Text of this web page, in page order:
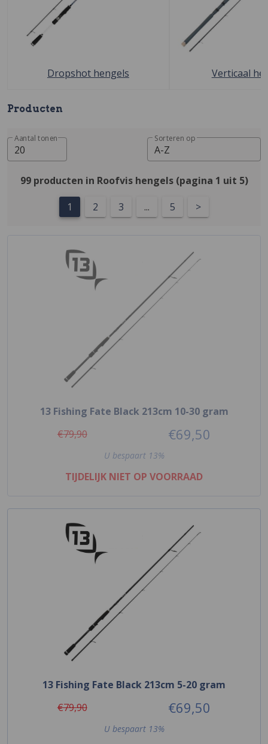
Dropshot hengels Verticaal
Producten
Aantal tonen
20
Sorteren op
A-Z
99 producten in Roofvis hengels (pagina 1 uit 5)
1
2 3 ... 5 >
13 Fishing Fate Black 213cm 10-30 gram
€79,90
€69,50
U bespaart 13%
TIJDELIJK NIET OP VOORRAAD
13 Fishing Fate Black 213cm 5-20 gram
€79,90
€69,50
U bespaart 13%